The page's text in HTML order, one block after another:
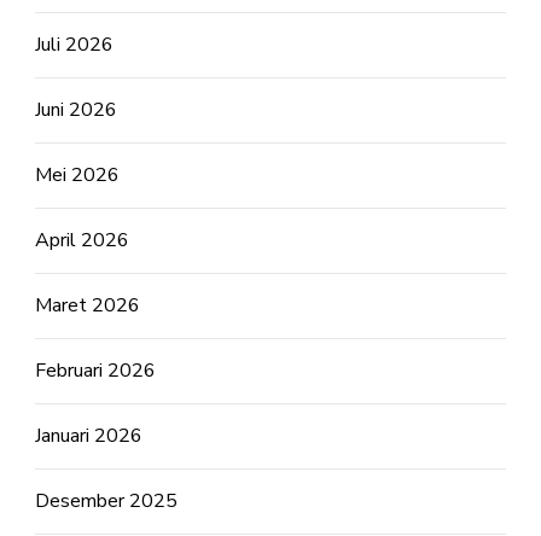
Juli 2026
Juni 2026
Mei 2026
April 2026
Maret 2026
Februari 2026
Januari 2026
Desember 2025